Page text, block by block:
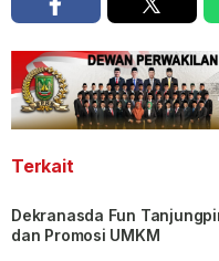
Terkait
Dekranasda Fun
dan Promosi UMKM